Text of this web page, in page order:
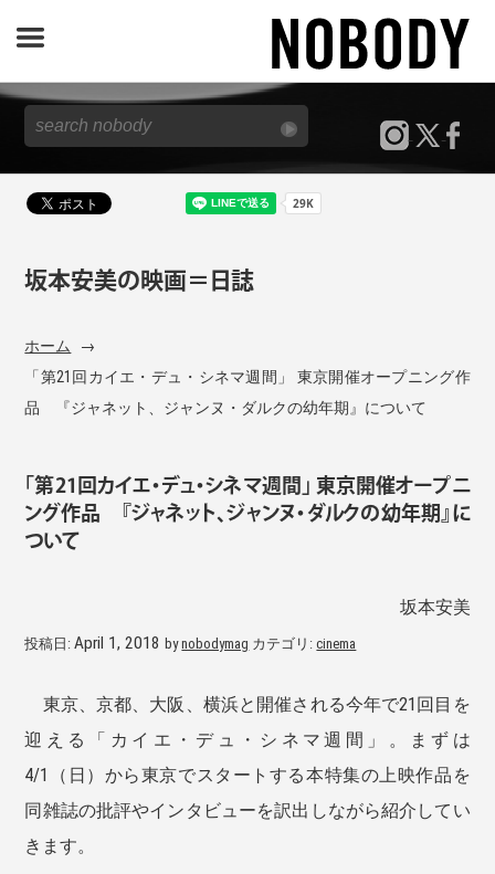
JOURNAL
SPECIAL
坂本安美の映画＝日誌
ホーム
「第21回カイエ・デュ・シネマ週間」 東京開催オープニング作
品 『ジャネット、ジャンヌ・ダルクの幼年期』について
「第21回カイエ・デュ・シネマ週間」 東京開催オープニ
ング作品 『ジャネット、ジャンヌ・ダルクの幼年期』に
ついて
坂本安美
投稿日:April 1, 2018bynobodymag カテゴリ:cinema
東京、京都、大阪、横浜と開催される今年で21回目を
迎える「カイエ・デュ・シネマ週間」。まずは
4/1（日）から東京でスタートする本特集の上映作品を
同雑誌の批評やインタビューを訳出しながら紹介してい
きます。